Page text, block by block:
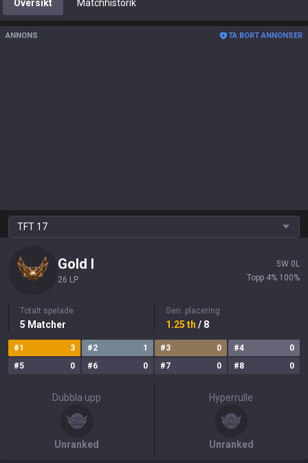
Översikt Matchhistorik
ANNONS TA BORT ANNONSER
TFT 17
Gold I
26 LP
5W 0 L
Topp 4% 100%
Totalt spelade
5 Matcher
Gen. placering
1.25 th / 8
#1 3 #2 1 #3 0 #4
0
#5 0 #6 0 #7 0 #8 0
Dubbla upp
Unranked
Hyperrulle
Unranked